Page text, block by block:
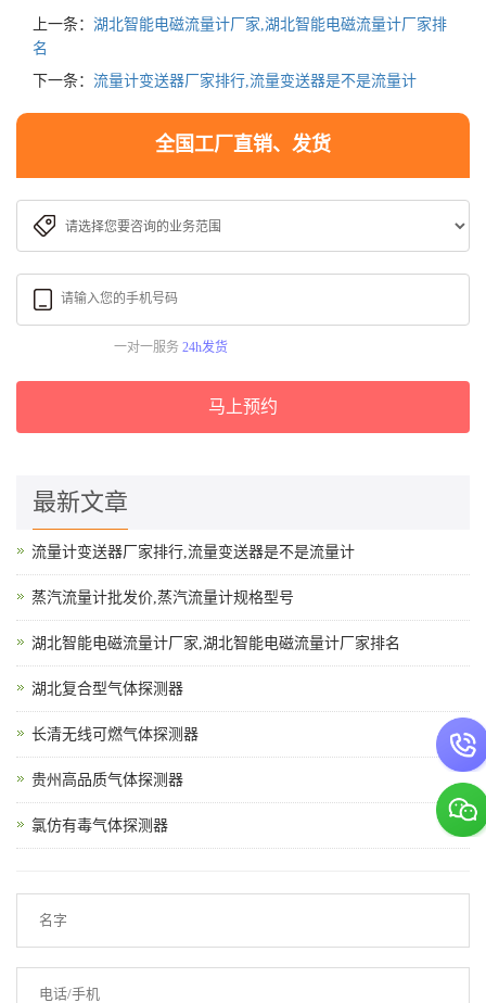
上一条： 湖北智能电磁流量计厂家,湖北智能电磁流量计厂家排
名
下一条： 流量计变送器厂家排行,流量变送器是不是流量计
全国工厂直销、发货
一对一服务 24h发货
马上预约
最新文章
流量计变送器厂家排行,流量变送器是不是流量计
蒸汽流量计批发价,蒸汽流量计规格型号
湖北智能电磁流量计厂家,湖北智能电磁流量计厂家排名
湖北复合型气体探测器
长清无线可燃气体探测器
贵州高品质气体探测器
氯仿有毒气体探测器